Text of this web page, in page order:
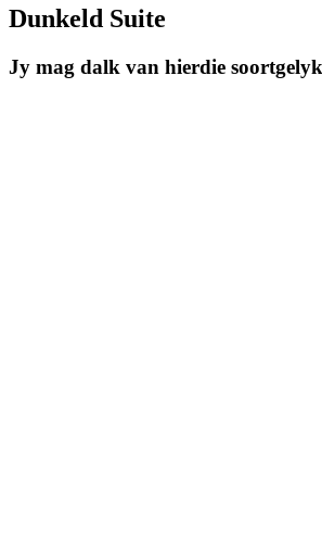
Dunkeld Suite
Jy mag dalk van hierdie